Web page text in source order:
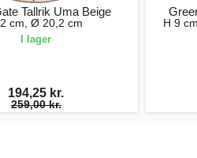
Tallrik Uma Beige
cm, Ø 20,2 cm
I lager
194,25 kr.
259,00 kr.
H 9